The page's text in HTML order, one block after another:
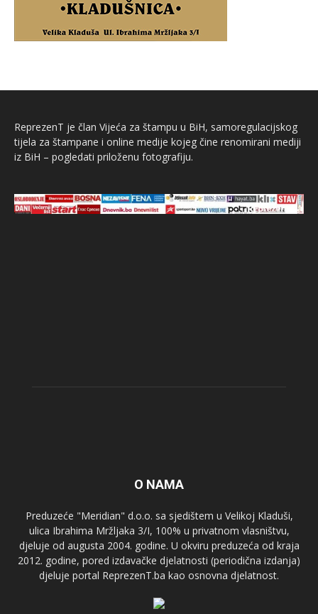
ReprezenT je član Vijeća za štampu u BiH, samoregulacijskog
tijela za štampane i online medije kojeg čine renomirani mediji
iz BiH – pogledati priloženu fotografiju.
O NAMA
Preduzeće "Meridian" d.o.o. sa sjedištem u Velikoj Kladuši,
ulica Ibrahima Mržljaka 3/I, 100% u privatnom vlasništvu,
djeluje od augusta 2004. godine. U okviru preduzeća od kraja
2012. godine, pored izdavačke djelatnosti (periodična izdanja)
djeluje portal ReprezenT.ba kao osnovna djelatnost.